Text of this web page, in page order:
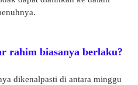
rahim biasanya berlaku?
dikenalpasti di antara minggu